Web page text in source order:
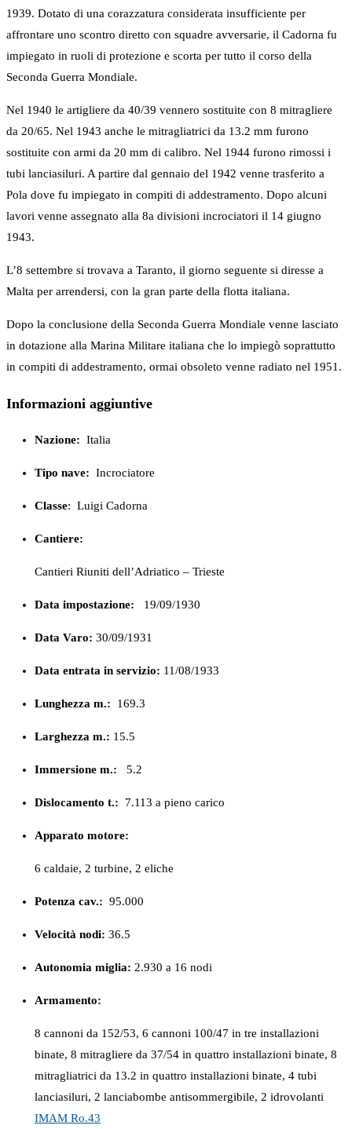
1939. Dotato di una corazzatura considerata insufficiente per
affrontare uno scontro diretto con squadre avversarie, il Cadorna fu
impiegato in ruoli di protezione e scorta per tutto il corso della
Seconda Guerra Mondiale.
Nel 1940 le artigliere da 40/39 vennero sostituite con 8 mitragliere
da 20/65. Nel 1943 anche le mitragliatrici da 13.2 mm furono
sostituite con armi da 20 mm di calibro. Nel 1944 furono rimossi i
tubi lanciasiluri. A partire dal gennaio del 1942 venne trasferito a
Pola dove fu impiegato in compiti di addestramento. Dopo alcuni
lavori venne assegnato alla 8a divisioni incrociatori il 14 giugno
1943.
L’8 settembre si trovava a Taranto, il giorno seguente si diresse a
Malta per arrendersi, con la gran parte della flotta italiana.
Dopo la conclusione della Seconda Guerra Mondiale venne lasciato
in dotazione alla Marina Militare italiana che lo impiegò soprattutto
in compiti di addestramento, ormai obsoleto venne radiato nel 1951.
Informazioni aggiuntive
Nazione: Italia
Tipo nave: Incrociatore
Classe: Luigi Cadorna
Cantiere:
Cantieri Riuniti dell’Adriatico – Trieste
Data impostazione: 19/09/1930
Data Varo: 30/09/1931
Data entrata in servizio: 11/08/1933
Lunghezza m.: 169.3
Larghezza m.: 15.5
Immersione m.: 5.2
Dislocamento t.: 7.113 a pieno carico
Apparato motore:
6 caldaie, 2 turbine, 2 eliche
Potenza cav.: 95.000
Velocità nodi: 36.5
Autonomia miglia: 2.930 a 16 nodi
Armamento:
8 cannoni da 152/53, 6 cannoni 100/47 in tre installazioni
binate, 8 mitragliere da 37/54 in quattro installazioni binate, 8
mitragliatrici da 13.2 in quattro installazioni binate, 4 tubi
lanciasiluri, 2 lanciabombe antisommergibile, 2 idrovolanti
IMAM Ro.43